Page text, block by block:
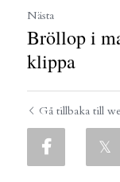
Nästa
Bröllop i
klippa
Gå tillbaka till